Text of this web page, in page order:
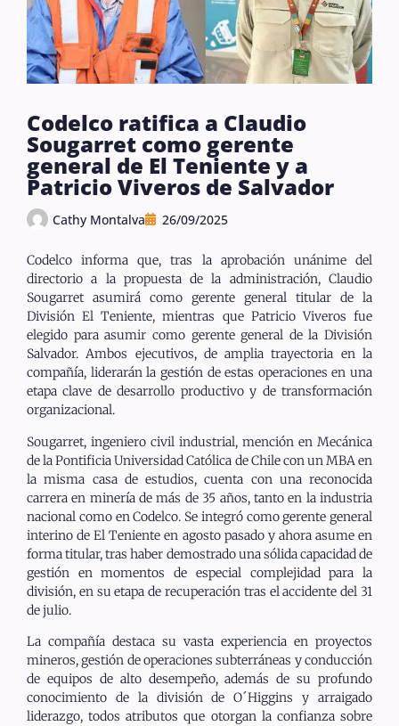
Codelco ratifica a Claudio
Sougarret como gerente
general de El Teniente y a
Patricio Viveros de Salvador
Cathy Montalva 26/09/2025
Codelco informa que, tras la aprobación unánime del
directorio a la propuesta de la administración, Claudio
Sougarret asumirá como gerente general titular de la
División El Teniente, mientras que Patricio Viveros fue
elegido para asumir como gerente general de la División
Salvador. Ambos ejecutivos, de amplia trayectoria en la
compañía, liderarán la gestión de estas operaciones en una
etapa clave de desarrollo productivo y de transformación
organizacional.
Sougarret, ingeniero civil industrial, mención en Mecánica
de la Pontificia Universidad Católica de Chile con un MBA en
la misma casa de estudios, cuenta con una reconocida
carrera en minería de más de 35 años, tanto en la industria
nacional como en Codelco. Se integró como gerente general
interino de El Teniente en agosto pasado y ahora asume en
forma titular, tras haber demostrado una sólida capacidad de
gestión en momentos de especial complejidad para la
división, en su etapa de recuperación tras el accidente del 31
de julio.
La compañía destaca su vasta experiencia en proyectos
mineros, gestión de operaciones subterráneas y conducción
de equipos de alto desempeño, además de su profundo
conocimiento de la división de O´Higgins y arraigado
liderazgo, todos atributos que otorgan la confianza sobre